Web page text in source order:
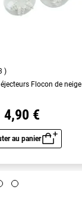
Flocon de neige
4,90 €
au panier
Aperçu rapide